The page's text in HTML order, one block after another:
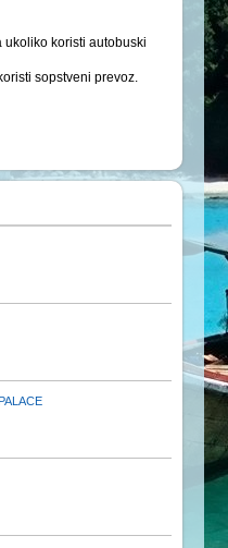
ukoliko koristi autobuski
sopstveni prevoz.